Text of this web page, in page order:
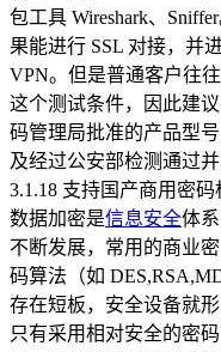
包工具 Wireshark、
果能进行 SSL 对接，并
VPN。但是普通客户往
这个测试条件，因此建
码管理局批准的产品型
及经过公安部检测通过
3.1.18 支持国产商用密码
数据加密是信息安全体
不断发展，常用的商业密
码算法（如
存在短板，安全设备就形
只有采用相对安全的密